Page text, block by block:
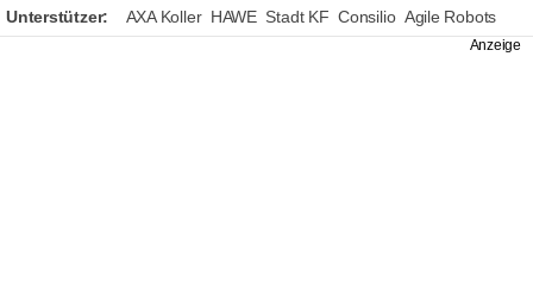
Unterstützer: AXA Koller HAWE Stadt KF Consilio Agile Robots